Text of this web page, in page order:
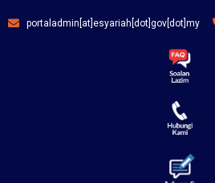
portaladmin[at]esyariah[dot]gov[dot]my